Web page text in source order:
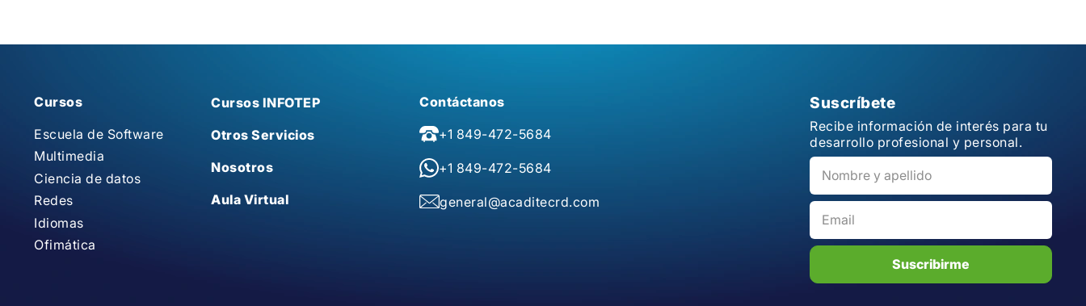
Cursos
Escuela de Software
Multimedia
Ciencia de datos
Redes
Idiomas
Ofimática
Cursos INFOTEP
Otros Servicios
Nosotros
Aula Virtual
Contáctanos
+1 849-472-5684
+1 849-472-5684
general@acaditecrd.com
Suscríbete
Recibe información de interés para tu
desarrollo profesional y personal.
Suscribirme